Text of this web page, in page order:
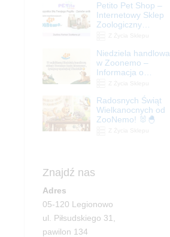
ZooNemo
Petito Pet Shop –
Internetowy Sklep
Zoologiczny
| ZooNemo
Niedziela handlowa
w Zoonemo –
Informacja o
Radosnych Świąt
Wielkanocnych od
ZooNemo! 🐰🐣
Znajdź nas
Adres
05-120 Legionowo
ul. Piłsudskiego 31,
pawilon 134